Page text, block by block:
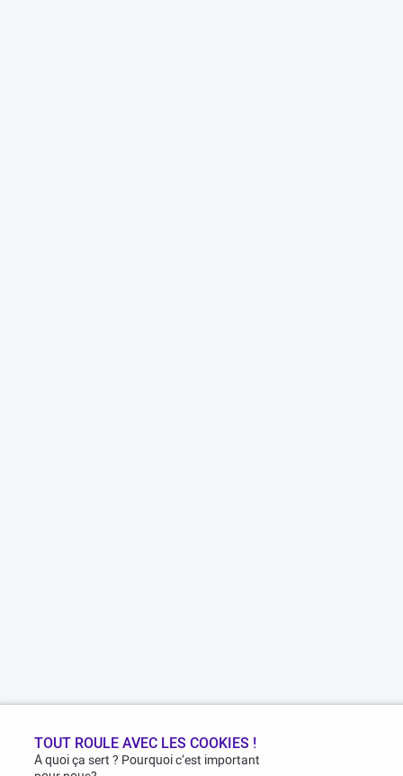
TOUT ROULE AVEC LES COOKIES !
A quoi ça sert ? Pourquoi c’est important